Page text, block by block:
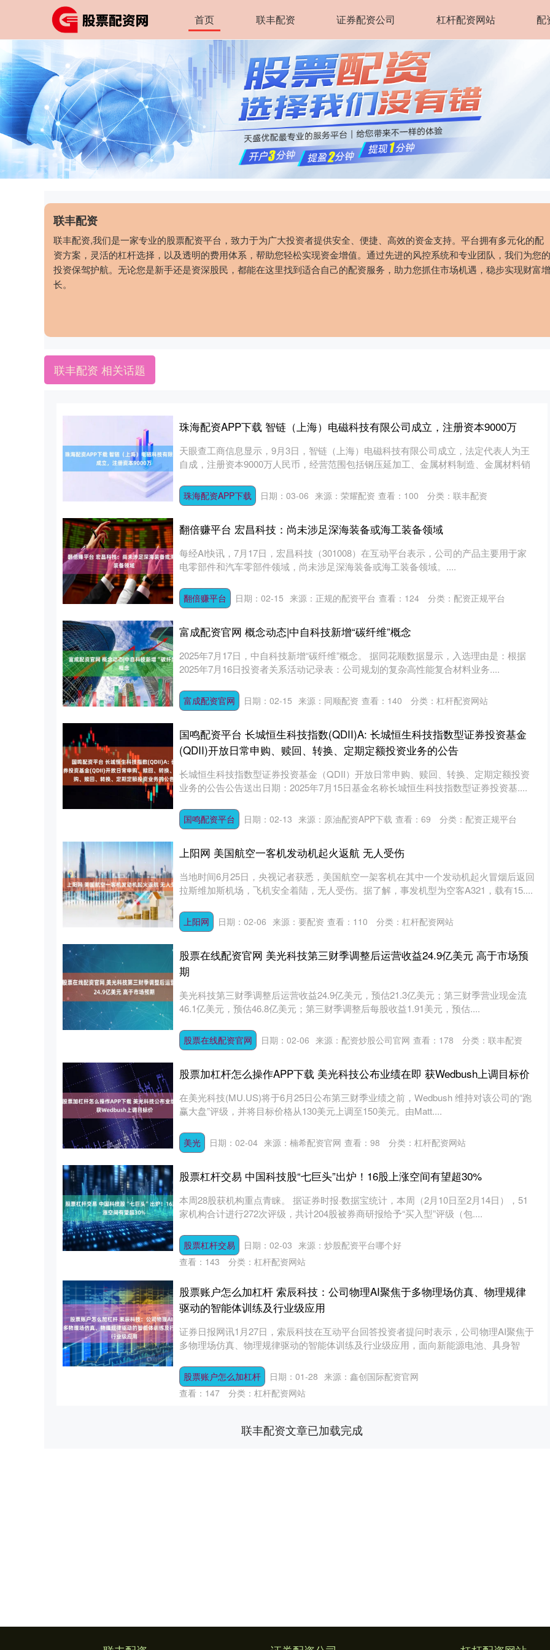
首页 联丰配资 证券配资公司 杠杆配资网站 配
联丰配资
联丰配资,我们是一家专业的股票配资平台，致力于为广大投资者提供安全、便捷、高效的资金支持。平台拥有多元化的配
资方案，灵活的杠杆选择，以及透明的费用体系，帮助您轻松实现资金增值。通过先进的风控系统和专业团队，我们为您的
投资保驾护航。无论您是新手还是资深股民，都能在这里找到适合自己的配资服务，助力您抓住市场机遇，稳步实现财富增
长。
联丰配资 相关话题
珠海配资APP下载 智链（上海）电磁科技有限公司成立，注册资本9000万
天眼查工商信息显示，9月3日，智链（上海）电磁科技有限公司成立，法定代表人为王
自成，注册资本9000万人民币，经营范围包括钢压延加工、金属材料制造、金属材料销
珠海配资APP下载 日期：03-06 来源：荣耀配资 查看： 100 分类： 联丰配资
翻倍赚平台 宏昌科技：尚未涉足深海装备或海工装备领域
每经AI快讯，7月17日，宏昌科技（301008）在互动平台表示，公司的产品主要用于家
电零部件和汽车零部件领域，尚未涉足深海装备或海工装备领域。....
翻倍赚平台 日期：02-15 来源：正规的配资平台 查看： 124 分类： 配资正规平台
富成配资官网 概念动态|中自科技新增“碳纤维”概念
2025年7月17日，中自科技新增“碳纤维”概念。 据同花顺数据显示，入选理由是：根据
2025年7月16日投资者关系活动记录表：公司规划的复杂高性能复合材料业务....
富成配资官网 日期：02-15 来源：同顺配资 查看： 140 分类： 杠杆配资网站
国鸣配资平台 长城恒生科技指数(QDII)A: 长城恒生科技指数型证券投资基金
(QDII)开放日常申购、赎回、转换、定期定额投资业务的公告
长城恒生科技指数型证券投资基金（QDII）开放日常申购、赎回、转换、定期定额投资
业务的公告公告送出日期：2025年7月15日基金名称长城恒生科技指数型证券投资基....
国鸣配资平台 日期：02-13 来源：原油配资APP下载 查看： 69 分类： 配资正规平台
上阳网 美国航空一客机发动机起火返航 无人受伤
当地时间6月25日，央视记者获悉，美国航空一架客机在其中一个发动机起火冒烟后返回
拉斯维加斯机场，飞机安全着陆，无人受伤。据了解，事发机型为空客A321，载有15....
上阳网 日期：02-06 来源：要配资 查看： 110 分类： 杠杆配资网站
股票在线配资官网 美光科技第三财季调整后运营收益24.9亿美元 高于市场预
期
美光科技第三财季调整后运营收益24.9亿美元，预估21.3亿美元；第三财季营业现金流
46.1亿美元，预估46.8亿美元；第三财季调整后每股收益1.91美元，预估....
股票在线配资官网 日期：02-06 来源：配资炒股公司官网 查看： 178 分类： 联丰配资
股票加杠杆怎么操作APP下载 美光科技公布业绩在即 获Wedbush上调目标价
在美光科技(MU.US)将于6月25日公布第三财季业绩之前，Wedbush 维持对该公司的“跑
赢大盘”评级，并将目标价格从130美元上调至150美元。由Matt....
美光 日期：02-04 来源：楠希配资官网 查看： 98 分类： 杠杆配资网站
股票杠杆交易 中国科技股“七巨头”出炉！16股上涨空间有望超30%
本周28股获机构重点青睐。 据证券时报·数据宝统计，本周（2月10日至2月14日），51
家机构合计进行272次评级，共计204股被券商研报给予“买入型”评级（包....
股票杠杆交易 日期：02-03 来源：炒股配资平台哪个好
查看： 143 分类： 杠杆配资网站
股票账户怎么加杠杆 索辰科技：公司物理AI聚焦于多物理场仿真、物理规律
驱动的智能体训练及行业级应用
证券日报网讯1月27日，索辰科技在互动平台回答投资者提问时表示，公司物理AI聚焦于
多物理场仿真、物理规律驱动的智能体训练及行业级应用，面向新能源电池、具身智
股票账户怎么加杠杆 日期：01-28 来源：鑫创国际配资官网
查看： 147 分类： 杠杆配资网站
联丰配资文章已加载完成